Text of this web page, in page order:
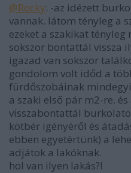
@Rocky: -az idézett
vannak. látom tényleg a
ezeket a szakikat
sokszor bontattál vissza
igazad van sokszor
gondolom volt időd a
fürdőszobáinak
a szaki első pár m2-re.
visszabontattál
kötbér igényéről és
ebben egyetértünk) a
adjátok a lakóknak.
hol van ilyen lakás?!